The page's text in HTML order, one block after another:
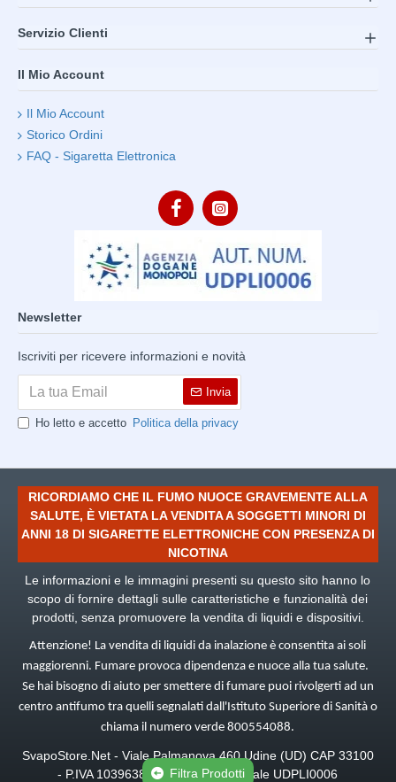
Servizio Clienti
Il Mio Account
Il Mio Account
Storico Ordini
FAQ - Sigaretta Elettronica
Newsletter
Iscriviti per ricevere informazioni e novità
Invia
Ho letto e accetto Politica della privacy
RICORDIAMO CHE IL FUMO NUOCE GRAVEMENTE ALLA
SALUTE, È VIETATA LA VENDITA A SOGGETTI MINORI DI
ANNI 18 DI SIGARETTE ELETTRONICHE CON PRESENZA DI
NICOTINA
Le informazioni e le immagini presenti su questo sito hanno lo
scopo di fornire dettagli sulle caratteristiche e funzionalità dei
prodotti, senza promuovere la vendita di liquidi e dispositivi.
Attenzione! La vendita di liquidi da inalazione è consentita ai soli
maggiorenni. Fumare provoca dipendenza e nuoce alla tua salute.
Se hai bisogno di aiuto per smettere di fumare puoi rivolgerti ad un
centro antifumo tra quelli segnalati dall'Istituto Superiore di Sanità o
chiama il numero verde 800554088.
SvapoStore.Net - Viale Palmanova 460 Udine (UD) CAP 33100
- P.IVA 10396380965, Deposito fiscale UDPLI0006
Filtra Prodotti